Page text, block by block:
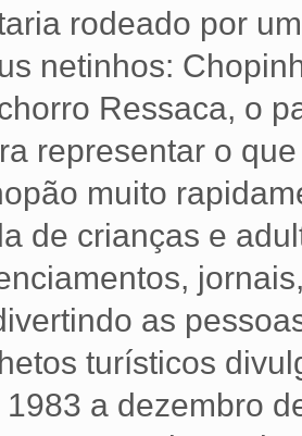
rodeado por
netinhos:
Ressaca, o
representar o
muito
de crianças e
as
turísticos
1983 a dezembro